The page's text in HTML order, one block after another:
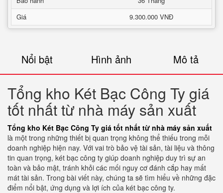
Giá
9.300.000 VNĐ
Nổi bật Hình ảnh Mô tả
Tổng kho Két Bạc Công Ty giá
tốt nhất từ nhà máy sản xuất
Tổng kho Két Bạc Công Ty giá tốt nhất từ nhà máy sản xuất
là một trong những thiết bị quan trọng không thể thiếu trong mỗi
doanh nghiệp hiện nay. Với vai trò bảo vệ tài sản, tài liệu và thông
tin quan trọng, két bạc công ty giúp doanh nghiệp duy trì sự an
toàn và bảo mật, tránh khỏi các mối nguy cơ đánh cắp hay mất
mát tài sản. Trong bài viết này, chúng ta sẽ tìm hiểu về những đặc
điểm nổi bật, ứng dụng và lợi ích của két bạc công ty.